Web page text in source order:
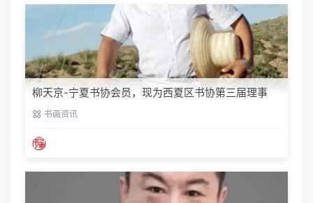
柳天京-宁夏书协会员，现为西夏区书协第三届理事
书画资讯